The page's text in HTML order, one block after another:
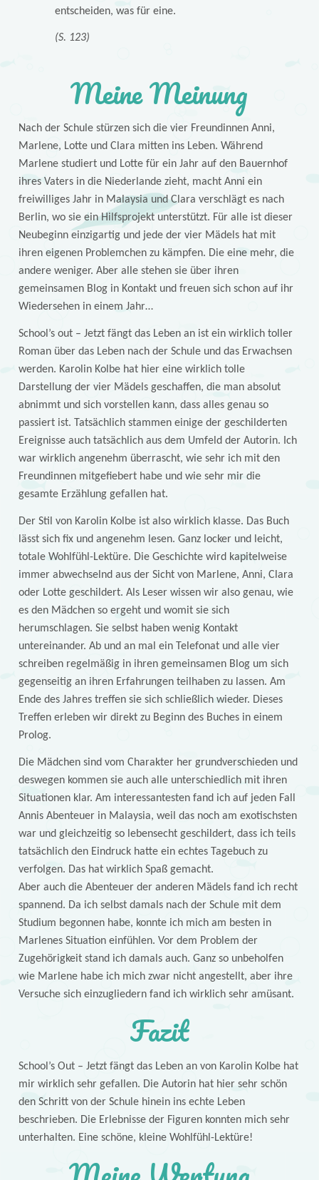
entscheiden, was für eine.
(S. 123)
Meine Meinung
Nach der Schule stürzen sich die vier Freundinnen Anni,
Marlene, Lotte und Clara mitten ins Leben. Während
Marlene studiert und Lotte für ein Jahr auf den Bauernhof
ihres Vaters in die Niederlande zieht, macht Anni ein
freiwilliges Jahr in Malaysia und Clara verschlägt es nach
Berlin, wo sie ein Hilfsprojekt unterstützt. Für alle ist dieser
Neubeginn einzigartig und jede der vier Mädels hat mit
ihren eigenen Problemchen zu kämpfen. Die eine mehr, die
andere weniger. Aber alle stehen sie über ihren
gemeinsamen Blog in Kontakt und freuen sich schon auf ihr
Wiedersehen in einem Jahr…
School’s out – Jetzt fängt das Leben an ist ein wirklich toller
Roman über das Leben nach der Schule und das Erwachsen
werden. Karolin Kolbe hat hier eine wirklich tolle
Darstellung der vier Mädels geschaffen, die man absolut
abnimmt und sich vorstellen kann, dass alles genau so
passiert ist. Tatsächlich stammen einige der geschilderten
Ereignisse auch tatsächlich aus dem Umfeld der Autorin. Ich
war wirklich angenehm überrascht, wie sehr ich mit den
Freundinnen mitgefiebert habe und wie sehr mir die
gesamte Erzählung gefallen hat.
Der Stil von Karolin Kolbe ist also wirklich klasse. Das Buch
lässt sich fix und angenehm lesen. Ganz locker und leicht,
totale Wohlfühl-Lektüre. Die Geschichte wird kapitelweise
immer abwechselnd aus der Sicht von Marlene, Anni, Clara
oder Lotte geschildert. Als Leser wissen wir also genau, wie
es den Mädchen so ergeht und womit sie sich
herumschlagen. Sie selbst haben wenig Kontakt
untereinander. Ab und an mal ein Telefonat und alle vier
schreiben regelmäßig in ihren gemeinsamen Blog um sich
gegenseitig an ihren Erfahrungen teilhaben zu lassen. Am
Ende des Jahres treffen sie sich schließlich wieder. Dieses
Treffen erleben wir direkt zu Beginn des Buches in einem
Prolog.
Die Mädchen sind vom Charakter her grundverschieden und
deswegen kommen sie auch alle unterschiedlich mit ihren
Situationen klar. Am interessantesten fand ich auf jeden Fall
Annis Abenteuer in Malaysia, weil das noch am exotischsten
war und gleichzeitig so lebensecht geschildert, dass ich teils
tatsächlich den Eindruck hatte ein echtes Tagebuch zu
verfolgen. Das hat wirklich Spaß gemacht.
Aber auch die Abenteuer der anderen Mädels fand ich recht
spannend. Da ich selbst damals nach der Schule mit dem
Studium begonnen habe, konnte ich mich am besten in
Marlenes Situation einfühlen. Vor dem Problem der
Zugehörigkeit stand ich damals auch. Ganz so unbeholfen
wie Marlene habe ich mich zwar nicht angestellt, aber ihre
Versuche sich einzugliedern fand ich wirklich sehr amüsant.
Fazit
School’s Out – Jetzt fängt das Leben an von Karolin Kolbe hat
mir wirklich sehr gefallen. Die Autorin hat hier sehr schön
den Schritt von der Schule hinein ins echte Leben
beschrieben. Die Erlebnisse der Figuren konnten mich sehr
unterhalten. Eine schöne, kleine Wohlfühl-Lektüre!